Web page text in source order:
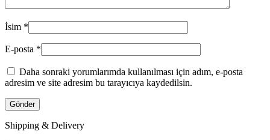
İsim *
E-posta *
Daha sonraki yorumlarımda kullanılması için adım, e-posta
adresim ve site adresim bu tarayıcıya kaydedilsin.
Shipping & Delivery